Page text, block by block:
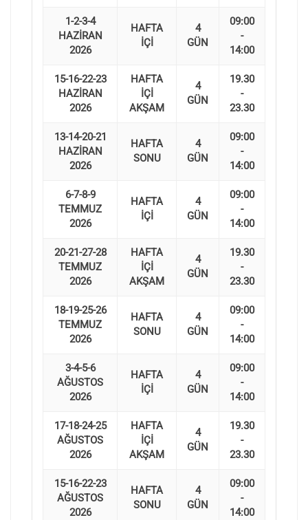
1-2-3-4
HAZİRAN
2026
HAFTA
İÇİ
4
GÜN
09:00
-
14:00
15-16-22-23
HAZİRAN
2026
HAFTA
İÇİ
AKŞAM
4
GÜN
19.30
-
23.30
13-14-20-21
HAZİRAN
2026
HAFTA
SONU
4
GÜN
09:00
-
14:00
6-7-8-9
TEMMUZ
2026
HAFTA
İÇİ
4
GÜN
09:00
-
14:00
20-21-27-28
TEMMUZ
2026
HAFTA
İÇİ
AKŞAM
4
GÜN
19.30
-
23.30
18-19-25-26
TEMMUZ
2026
HAFTA
SONU
4
GÜN
09:00
-
14:00
3-4-5-6
AĞUSTOS
2026
HAFTA
İÇİ
4
GÜN
09:00
-
14:00
17-18-24-25
AĞUSTOS
2026
HAFTA
İÇİ
AKŞAM
4
GÜN
19.30
-
23.30
15-16-22-23
AĞUSTOS
2026
HAFTA
SONU
4
GÜN
09:00
-
14:00